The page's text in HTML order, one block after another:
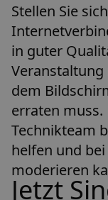
Stellen Sie
in guter
dem
erraten muss.
Technikteam
helfen und
moderieren
Jetzt